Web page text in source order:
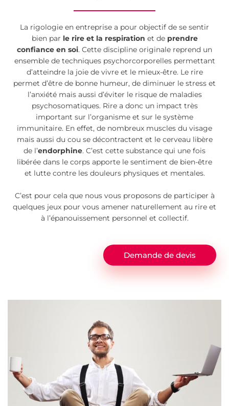
La rigologie en entreprise a pour objectif de se sentir
bien par le rire et la respiration et de prendre
confiance en soi. Cette discipline originale reprend un
ensemble de techniques psychorcorporelles permettant
d’atteindre la joie de vivre et le mieux-être. Le rire
permet d’être de bonne humeur, de diminuer le stress et
l’anxiété mais aussi d’éviter le risque de maladies
psychosomatiques. Rire a donc un impact très
important sur l’organisme et sur le système
immunitaire. En effet, de nombreux muscles du visage
mais aussi du cou se décontractent et le cerveau libère
de l’endorphine. C’est cette substance qui une fois
libérée dans le corps apporte le sentiment de bien-être
et lutte contre les douleurs physiques et mentales.
C’est pour cela que nous vous proposons de participer à
quelques jeux pour vous amener naturellement au rire et
à l’épanouissement personnel et collectif.
Demande de devis